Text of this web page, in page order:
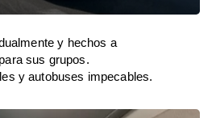
y hechos a
sus grupos.
y autobuses impecables.